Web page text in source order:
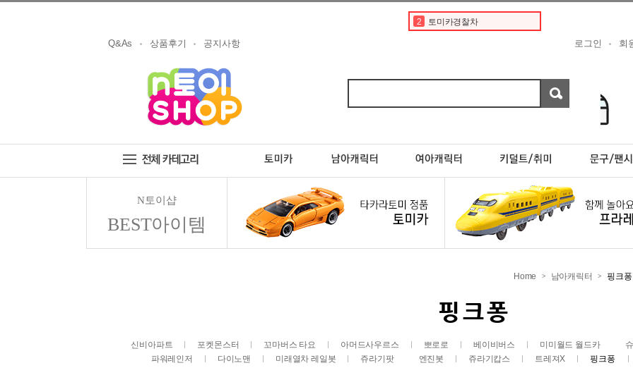
2 토미카경찰차
5 현대
8 스바루
9 초이카
1
Q&As 상품후기 공지사항 로그인 회
N토이샵
BEST아이템
핑크퐁
Home > 남아캐릭터 > 핑크퐁
신비아파트 포켓몬스터 꼬마버스 타요 아머드사우르스 뽀로로 베이비버스 미미월드 월드카
파워레인저
다이노맨 미래열차 레일봇 쥬라기팟 엔진봇 쥬라기캅스 트레져X 핑크퐁